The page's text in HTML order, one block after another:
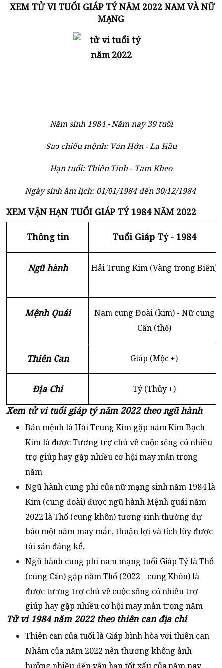
XEM TỬ VI TUỔI GIÁP TÝ NĂM 2022 NAM VÀ NỮ
MẠNG
Năm sinh 1984 - Năm nay 39 tuổi
Sao chiếu mệnh: Văn Hớn - La Hầu
Hạn tuổi: Thiên Tinh - Tam Kheo
Ngày sinh âm lịch: 01/01/1984 đến 30/12/1984
XEM VẬN HẠN TUỔI GIÁP TÝ 1984 NĂM 2022
Thông tin Tuổi Giáp Tý - 1984
Ngũ hành Hải Trung Kim (Vàng trong Biển)
Mệnh Quái
Nam cung Đoài (kim) - Nữ cung
Cấn (thổ)
Thiên Can Giáp (Mộc +)
Địa Chi Tý (Thủy +)
Xem tử vi tuổi giáp tý năm 2022 theo ngũ hành
Bản mệnh là Hải Trung Kim gặp năm Kim Bạch
Kim là được Tương trợ chủ về cuộc sống có nhiều
trợ giúp hay gặp nhiều cơ hội may mắn trong
năm
Ngũ hành cung phi của nữ mạng sinh năm 1984 là
Kim (cung đoài) được ngũ hành Mệnh quái năm
2022 là Thổ (cung khôn) tương sinh thường dự
báo một năm may mắn, thuận lợi và tích lũy được
tài sản đáng kể,
Ngũ hành cung phi nam mạng tuổi Giáp Tý là Thổ
(cung Cấn) gặp năm Thổ (2022 - cung Khôn) là
được tương trợ chủ về cuộc sống có nhiều trợ
giúp hay gặp nhiều cơ hội may mắn trong năm
Tử vi 1984 năm 2022 theo thiên can địa chi
Thiên can của tuổi là Giáp bình hòa với thiên can
Nhâm của năm 2022 nên thương không ảnh
hưởng nhiều đến vận hạn tốt xấu của năm nay.